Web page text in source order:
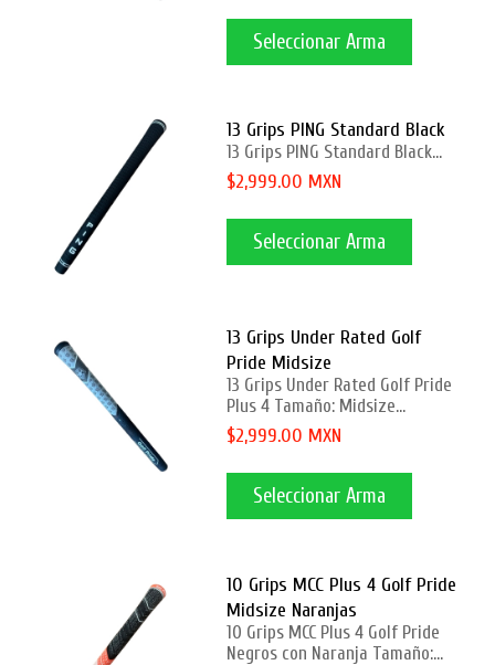
Seleccionar Arma
13 Grips PING Standard Black
13 Grips PING Standard Black...
$2,999.00 MXN
Seleccionar Arma
13 Grips Under Rated Golf
Pride Midsize
13 Grips Under Rated Golf Pride
Plus 4 Tamaño: Midsize...
$2,999.00 MXN
Seleccionar Arma
10 Grips MCC Plus 4 Golf Pride
Midsize Naranjas
10 Grips MCC Plus 4 Golf Pride
Negros con Naranja Tamaño:...